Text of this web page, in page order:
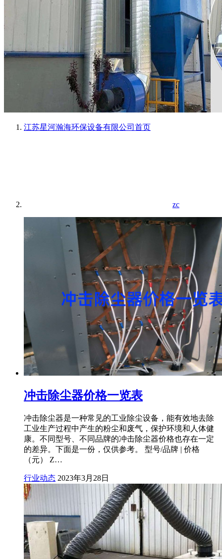
江苏星河瀚海环保设备有限公司 首页
zc
冲击除尘器价格一览表
冲击除尘器是一种常见的工业除尘设备，能有效地去除
工业生产过程中产生的粉尘和废气，保护环境和人体健
康。不同型号、不同品牌的冲击除尘器价格也存在一定
的差异。下面是一份，仅供参考。 型号/品牌 | 价格
（元） Z…
行业动态 2023年3月28日